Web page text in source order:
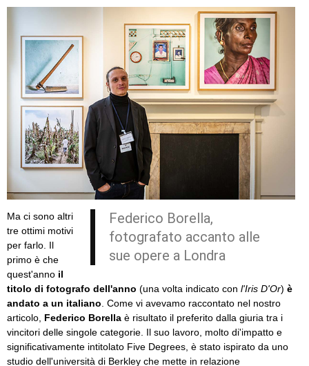
Federico Borella,
fotografato accanto alle
sue opere a Londra
Ma ci sono altri
tre ottimi motivi
per farlo. Il
primo è che
quest'anno il
titolo di fotografo dell'anno (una volta indicato con l'Iris D'Or) è
andato a un italiano . Come vi avevamo raccontato nel nostro
articolo, Federico Borella è risultato il preferito dalla giuria tra i
vincitori delle singole categorie. Il suo lavoro, molto di'impatto e
significativamente intitolato Five Degrees, è stato ispirato da uno
studio dell'università di Berkley che mette in relazione